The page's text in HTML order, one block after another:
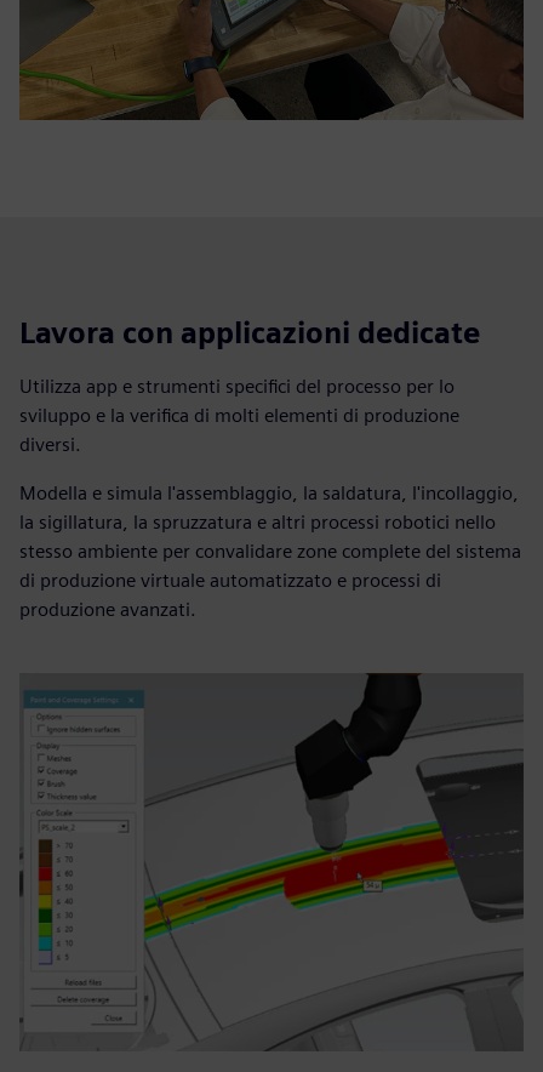
Lavora con applicazioni dedicate
Utilizza app e strumenti specifici del processo per lo
sviluppo e la verifica di molti elementi di produzione
diversi.
Modella e simula l'assemblaggio, la saldatura, l'incollaggio,
la sigillatura, la spruzzatura e altri processi robotici nello
stesso ambiente per convalidare zone complete del sistema
di produzione virtuale automatizzato e processi di
produzione avanzati.